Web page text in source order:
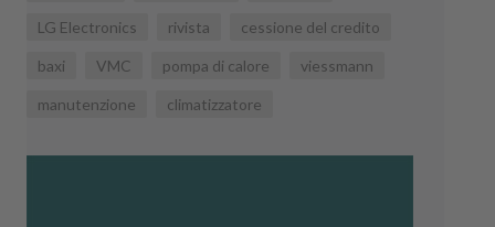
LG Electronics rivista cessione del credito
baxi VMC pompa di calore viessmann
manutenzione climatizzatore